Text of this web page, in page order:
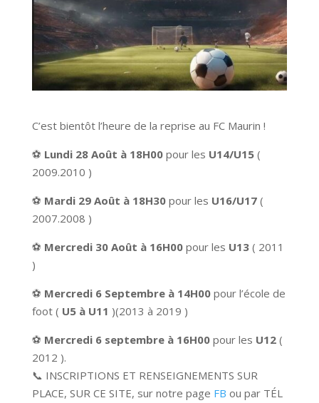
C’est bientôt l’heure de la reprise au FC Maurin !
⚽️ Lundi 28 Août à 18H00pour les U14/U15(
2009.2010 )
⚽️ Mardi 29 Août à 18H30pour les U16/U17(
2007.2008 )
⚽️ Mercredi 30 Août à 16H00pour les U13( 2011
)
⚽️ Mercredi 6 Septembre à 14H00pour l’école de
foot ( U5 à U11 )(2013 à 2019 )
⚽️ Mercredi 6 septembre à 16H00 pour les U12(
2012 ).
📞 INSCRIPTIONS ET RENSEIGNEMENTS SUR
PLACE, SUR CE SITE, sur notre page FB ou par TÉL